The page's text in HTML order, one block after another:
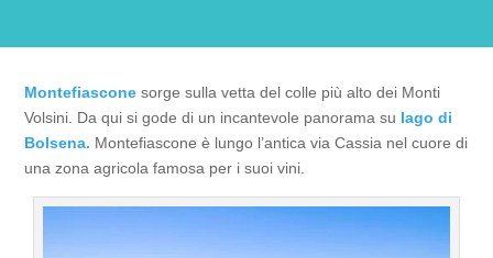
Montefiascone sorge sulla vetta del colle più alto dei Monti
Volsini. Da qui si gode di un incantevole panorama su lago di
Bolsena. Montefiascone è lungo l’antica via Cassia nel cuore di
una zona agricola famosa per i suoi vini.